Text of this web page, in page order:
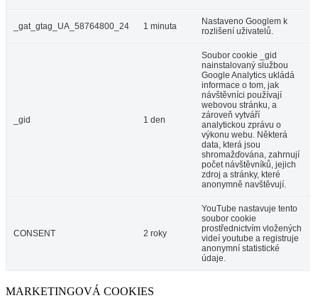
_gat_gtag_UA_58764800_24 1 minuta
Nastaveno Googlem k
rozlišení uživatelů.
_gid 1 den
Soubor cookie _gid
nainstalovaný službou
Google Analytics ukládá
informace o tom, jak
návštěvníci používají
webovou stránku, a
zároveň vytváří
analytickou zprávu o
výkonu webu. Některá
data, která jsou
shromažďována, zahrnují
počet návštěvníků, jejich
zdroj a stránky, které
anonymně navštěvují.
CONSENT 2 roky
YouTube nastavuje tento
soubor cookie
prostřednictvím vložených
videí youtube a registruje
anonymní statistické
údaje.
MARKETINGOVÁ COOKIES